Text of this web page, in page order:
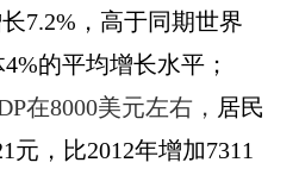
7.2%，高于同期世界
的平均增长水平；
在8000美元左右， 居民
元，比2012年增加7311